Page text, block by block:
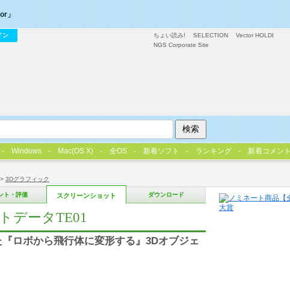
> 3Dグラフィック
ト・評価 スクリーンショット ダウンロード
データTE01
ロボから飛行体に変形する』3Dオブジェ
ちょい読み! SELECTION
Vector HOLDI
NGS Corporate Site
」
ン
Windows Mac(OS X) 全OS 新着ソフト ランキング 新着コメント